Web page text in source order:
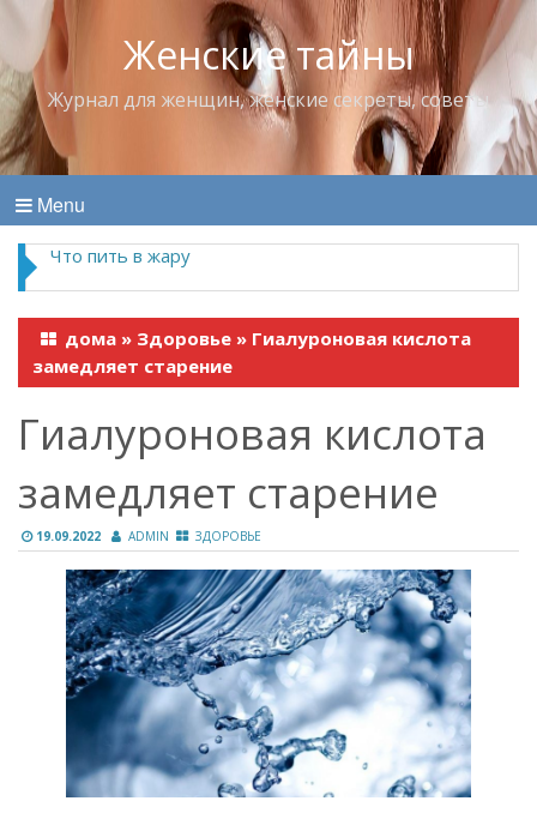
Женские тайны
Журнал для женщин, женские секреты, советы
Menu
Что пить в жару
дома » Здоровье » Гиалуроновая кислота
замедляет старение
Гиалуроновая кислота
замедляет старение
19.09.2022 ADMIN ЗДОРОВЬЕ